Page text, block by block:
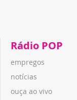
Rádio POP
empregos
notícias
ouça ao vivo